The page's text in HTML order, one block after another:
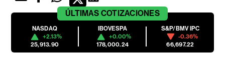
ÚLTIMAS COTIZACIONES
NASDAQ
+2.13%
25,913.90
IBOVESPA
+0.00%
178,000.24
S&P/BMV IPC
-0.36%
66,697.22